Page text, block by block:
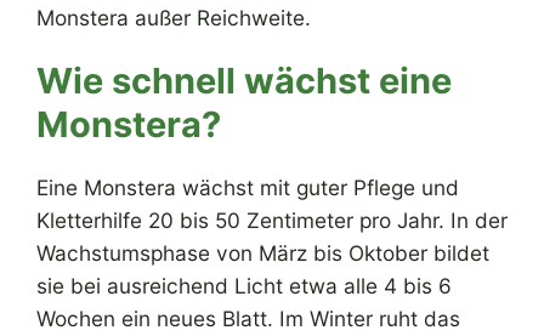
Monstera außer Reichweite.
Wie schnell wächst eine
Monstera?
Eine Monstera wächst mit guter Pflege und
Kletterhilfe 20 bis 50 Zentimeter pro Jahr. In der
Wachstumsphase von März bis Oktober bildet
sie bei ausreichend Licht etwa alle 4 bis 6
Wochen ein neues Blatt. Im Winter ruht das